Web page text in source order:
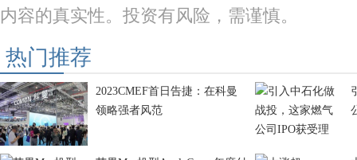
内容的真实性。投资有风险，需谨慎。
热门推荐
2023CMEF首日告捷：在科曼
领略强者风范